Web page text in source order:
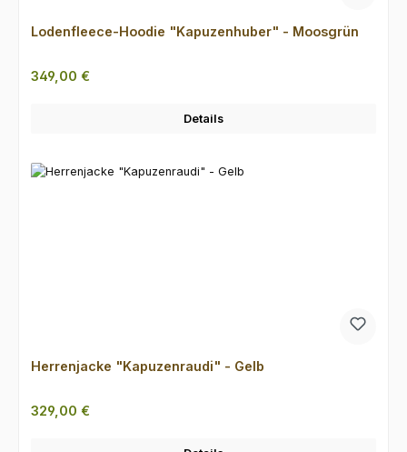
Lodenfleece-Hoodie "Kapuzenhuber" - Moosgrün
Regulärer Preis:
349,00 €
Details
Herrenjacke "Kapuzenraudi" - Gelb
Regulärer Preis:
329,00 €